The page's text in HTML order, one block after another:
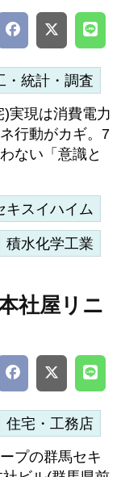
・統計・調査
実現は消費電力
行動がカギ。7
ない「意識と
キスイハイム
積水化学工業
社屋リニ
住宅・工務店
プの群馬セキ